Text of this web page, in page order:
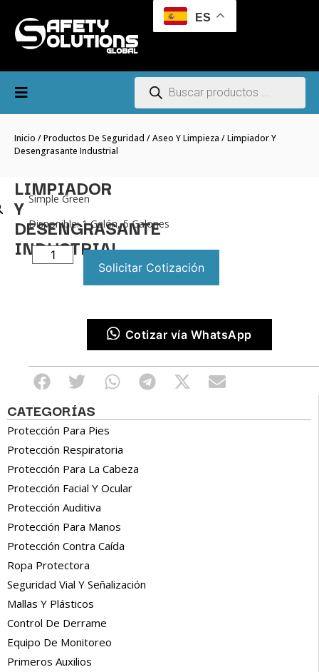
ES
Inicio /Productos De Seguridad /Aseo Y Limpieza / Limpiador Y
Desengrasante Industrial
CATEGORÍAS
Protección Para Pies
Protección Respiratoria
Protección Para La Cabeza
Protección Facial Y Ocular
Protección Auditiva
Protección Para Manos
Protección Contra Caída
Ropa Protectora
Seguridad Vial Y Señalización
Mallas Y Plásticos
Control De Derrame
Equipo De Monitoreo
Primeros Auxilios
LIMPIADOR
Y
DESENGRASANTE
INDUSTRIAL
Simple Green
Disponible: 1 Galón, 5 Galones
Solicitar Cotización
Cotizar vía WhatsApp